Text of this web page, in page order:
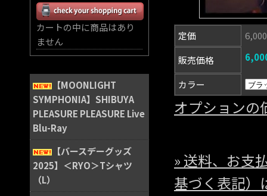
カートの中に商品はあり
ません
【MOONLIGHT
SYMPHONIA】SHIBUYA
PLEASURE PLEASURE Live
Blu-Ray
【バースデーグッズ
2025】＜RYO＞Tシャツ
（L）
定価
販売価格
カラー
オプションの
» 送料、お支
基づく表記）